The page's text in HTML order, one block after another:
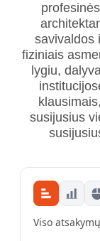
savivaldos
fiziniais
lygiu,
susijusius
Viso